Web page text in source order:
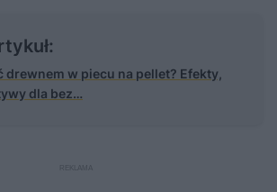
drewnem w piecu na pellet? Efekty,
dla bez…